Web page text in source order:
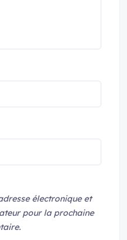
électronique et
pour la prochaine